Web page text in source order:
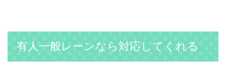
有人一般レーンなら対応してくれる